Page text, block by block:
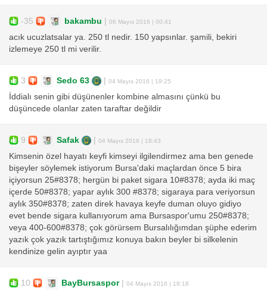
-35 bakambu 06 Mayıs 2016 | 00:41
acık ucuzlatsalar ya. 250 tl nedir. 150 yapsınlar. şamili, bekiri
izlemeye 250 tl mi verilir.
3 Sedo 63 04 Mayıs 2016 | 19:25
İddialı senin gibi düşünenler kombine almasını çünkü bu
düşüncede olanlar zaten taraftar değildir
9 Safak 04 Mayıs 2016 | 18:43
Kimsenin özel hayatı keyfi kimseyi ilgilendirmez ama ben genede
bişeyler söylemek istiyorum Bursa'daki maçlardan önce 5 bira
içiyorsun 25#8378; hergün bi paket sigara 10#8378; ayda iki maç
içerde 50#8378; yapar aylık 300 #8378; sigaraya para veriyorsun
aylık 350#8378; zaten direk havaya keyfe duman oluyo gidiyo
evet bende sigara kullanıyorum ama Bursaspor'umu 250#8378;
veya 400-600#8378; çok görürsem Bursalılığımdan şüphe ederim
yazık çok yazık tartıştığımız konuya bakın beyler bi silkelenin
kendinize gelin ayıptır yaa
10 BayBursaspor| 04 Mayıs 2016 | 18:18